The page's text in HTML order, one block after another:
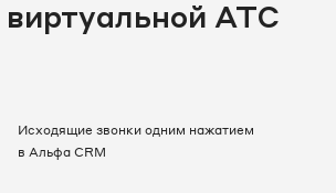
виртуальной АТС
Исходящие звонки одним нажатием
в Альфа CRM